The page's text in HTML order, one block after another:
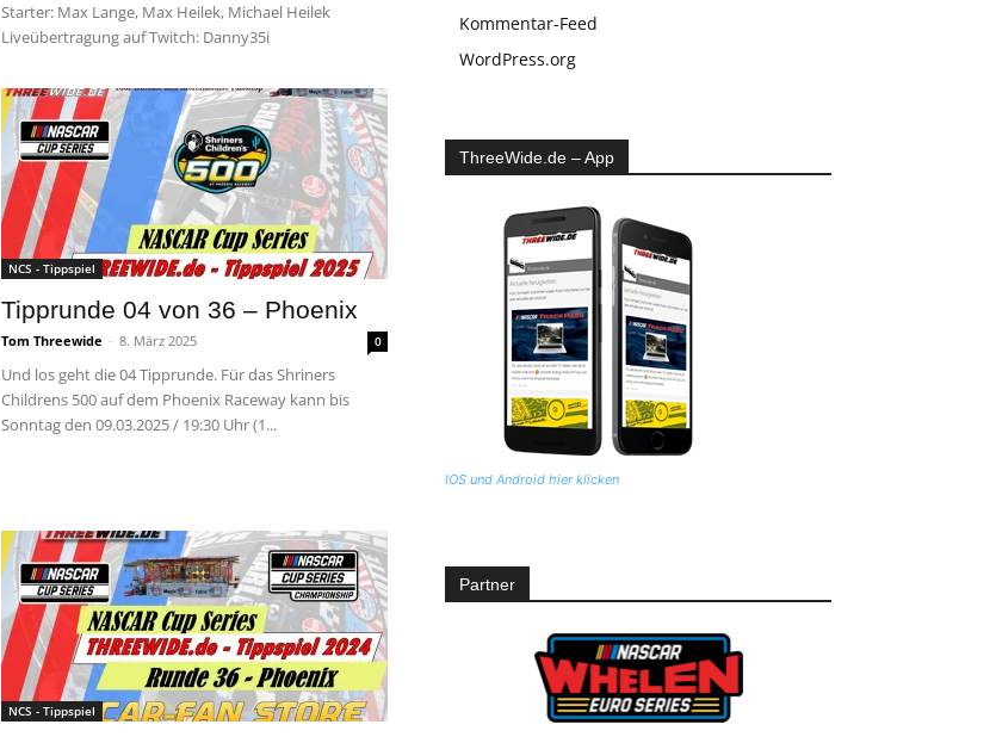
Starter: Max Lange, Max Heilek, Michael Heilek
Liveübertragung auf Twitch: Danny35i
NCS - Tippspiel
Tipprunde 04 von 36 – Phoenix
Tom Threewide - 8. März 2025 0
Und los geht die 04 Tipprunde. Für das Shriners
Childrens 500 auf dem Phoenix Raceway kann bis
Sonntag den 09.03.2025 / 19:30 Uhr (1...
NCS - Tippspiel
Kommentar-Feed
WordPress.org
ThreeWide.de – App
IOS und Android hier klicken
Partner